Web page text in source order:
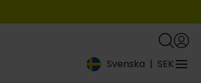
Svenska | SEK